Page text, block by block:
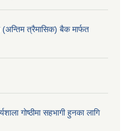
त्रैमासिक) बैक मार्फत
गोष्ठीमा सहभागी हुनका लागि